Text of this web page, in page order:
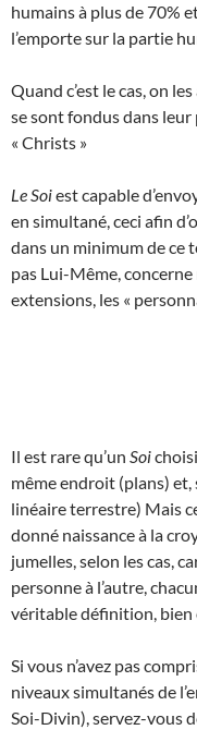
humains à plus de 70%
l’emporte sur la partie
Quand c’est le cas, on
se sont fondus dans
« Christs »
Le Soiest capable
en simultané, ceci afin
dans un minimum de ce
pas Lui-Même,
extensions, les «
Il est rare qu’un Soi
même endroit (plans)
linéaire terrestre) Mais
donné naissance à la
jumelles, selon les cas,
personne à l’autre,
véritable définition, bien
Si vous n’avez pas
niveaux simultanés de
Soi-Divin), servez-vous